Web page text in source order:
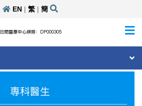
EN| 繁| 簡
日間醫療中心牌照：DP000305
專科醫生